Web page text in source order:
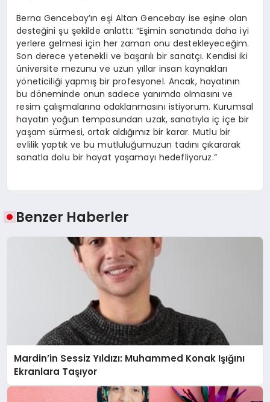
Berna Gencebay’ın eşi Altan Gencebay ise eşine olan
desteğini şu şekilde anlattı: “Eşimin sanatında daha iyi
yerlere gelmesi için her zaman onu destekleyeceğim.
Son derece yetenekli ve başarılı bir sanatçı. Kendisi iki
üniversite mezunu ve uzun yıllar insan kaynakları
yöneticiliği yapmış bir profesyonel. Ancak, hayatının
bu döneminde onun sadece yanımda olmasını ve
resim çalışmalarına odaklanmasını istiyorum. Kurumsal
hayatın yoğun temposundan uzak, sanatıyla iç içe bir
yaşam sürmesi, ortak aldığımız bir karar. Mutlu bir
evlilik yaptık ve bu mutluluğumuzun tadını çıkararak
sanatla dolu bir hayat yaşamayı hedefliyoruz.”
Benzer Haberler
Mardin’in Sessiz Yıldızı: Muhammed Konak Işığını
Ekranlara Taşıyor